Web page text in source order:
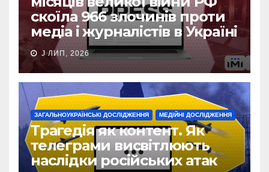
скоїла 966 злочинів проти
медіа і журналістів в Україні
J ЛИП, 2026
ЗАГАЛЬНОУКРАЇНСЬКІ ДОСЛІДЖЕННЯ МЕДІЙНІ ДОСЛІДЖЕННЯ
Трагедія як контент. Як
телеграми висвітлюють
наслідки російських атак